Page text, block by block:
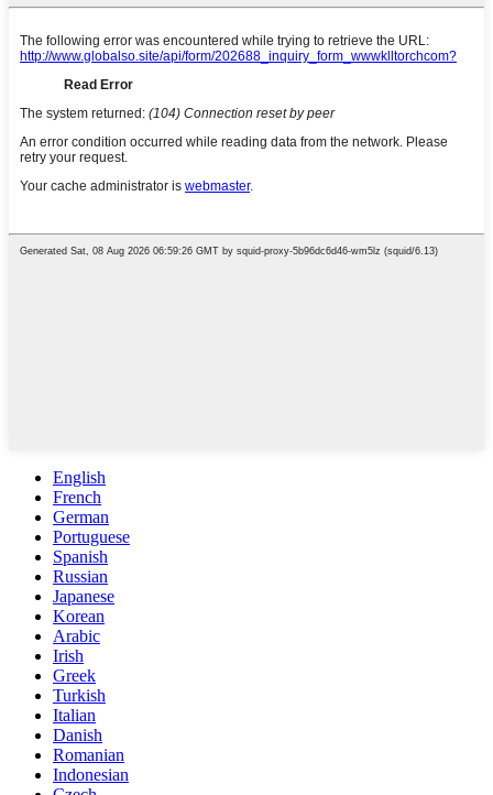
English
French
German
Portuguese
Spanish
Russian
Japanese
Korean
Arabic
Irish
Greek
Turkish
Italian
Danish
Romanian
Indonesian